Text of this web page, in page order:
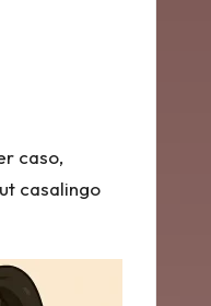
caso,
casalingo